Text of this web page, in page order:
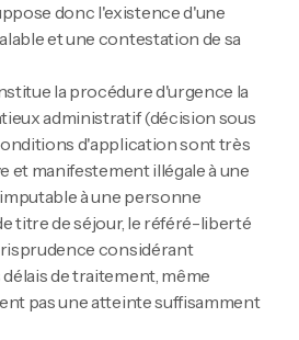
donc l'existence d'une
et une contestation de sa
la procédure d'urgence la
administratif (décision sous
d'application sont très
et manifestement illégale à une
à une personne
titre de séjour, le référé-liberté
considérant
de traitement, même
pas une atteinte suffisamment